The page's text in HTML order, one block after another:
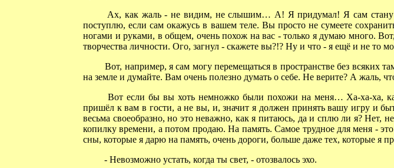
Ах, как жаль - не видим, не слышим… А! Я придумал! Я сам стану
поступлю, если сам окажусь в вашем теле. Вы просто не сумеете
ногами и руками, в общем, очень похож на вас - только я думаю много.
творчества личности. Ого, загнул - скажете вы?!? Ну и что - я ещё и не то
Вот, например, я сам могу перемещаться в пространстве без всяких
на земле и думайте. Вам очень полезно думать о себе. Не верите? А жаль,
Вот если бы вы хоть немножко были похожи на меня… Ха-ха-ха,
пришёл к вам в гости, а не вы, и, значит я должен принять вашу игру и
весьма своеобразно, но это неважно, как я питаюсь, да и сплю ли я? Нет,
копилку времени, а потом продаю. На память. Самое трудное для меня -
сны, которые я дарю на память, очень дороги, больше даже тех, которые я
- Невозможно устать, когда ты свет, - отозвалось эхо.